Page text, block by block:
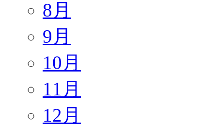
8月
9月
10月
11月
12月